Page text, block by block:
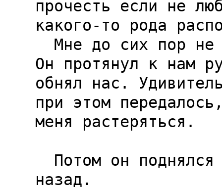
прочесть если не
какого-то рода
Он протянул к нам
обнял нас.
при этом
меня растеряться.
назад.